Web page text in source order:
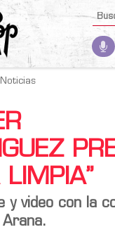
Noticias
LIMPIA”
y video con la
Arana.